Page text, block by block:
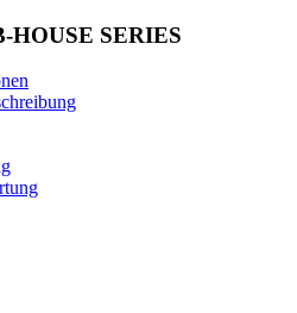
HOUSE SERIES